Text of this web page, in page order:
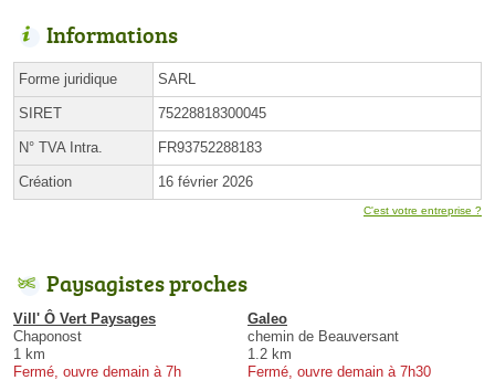
Informations
Forme juridique SARL
SIRET 75228818300045
N° TVA Intra. FR93752288183
Création 16 février 2026
C'est votre entreprise ?
Paysagistes proches
Vill' Ô Vert Paysages
Chaponost
1 km
Fermé, ouvre demain à 7h
Galeo
chemin de Beauversant
1.2 km
Fermé, ouvre demain à 7h30